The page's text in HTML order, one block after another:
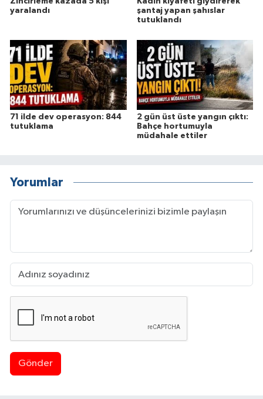
yaralandı
şantaj yapan şahıslar
tutuklandı
71 ilde dev operasyon: 844
tutuklama
2 gün üst üste yangın çıktı:
Bahçe hortumuyla
müdahale ettiler
Yorumlar
Gönder